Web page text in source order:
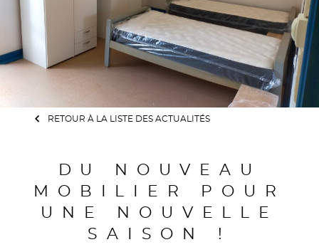
RETOUR À LA LISTE DES ACTUALITÉS
DU NOUVEAU
MOBILIER POUR
UNE NOUVELLE
SAISON !